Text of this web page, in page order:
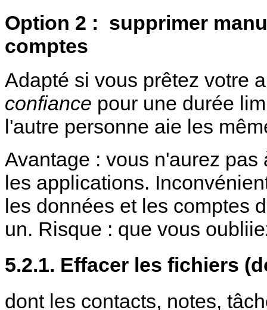
Option 2 : supprimer
comptes
Adapté si vous prêtez votre
confiance pour une durée
l'autre personne aie les
Avantage : vous n'aurez
les applications.
les données et les comptes
un. Risque : que vous
5.2.1. Effacer les fichiers
dont les contacts, notes,